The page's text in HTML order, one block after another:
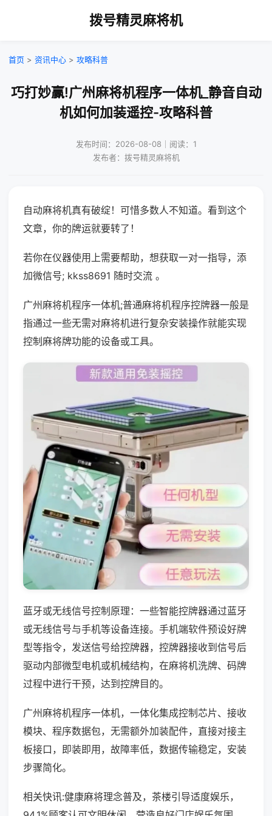
拨号精灵麻将机
首页 > 资讯中心 > 攻略科普
巧打妙赢!广州麻将机程序一体机_静音自动
机如何加装遥控-攻略科普
发布时间：2026-08-08｜阅读：1
发布者：拨号精灵麻将机
自动麻将机真有破绽！可惜多数人不知道。看到这个
文章，你的牌运就要转了！
若你在仪器使用上需要帮助，想获取一对一指导，添
加微信号; kkss8691 随时交流 。
广州麻将机程序一体机;普通麻将机程序控牌器一般是
指通过一些无需对麻将机进行复杂安装操作就能实现
控制麻将牌功能的设备或工具。
蓝牙或无线信号控制原理：一些智能控牌器通过蓝牙
或无线信号与手机等设备连接。手机端软件预设好牌
型等指令，发送信号给控牌器，控牌器接收到信号后
驱动内部微型电机或机械结构，在麻将机洗牌、码牌
过程中进行干预，达到控牌目的。
广州麻将机程序一体机，一体化集成控制芯片、接收
模块、程序数据包，无需额外加装配件，直接对接主
板接口，即装即用，故障率低，数据传输稳定，安装
步骤简化。
相关快讯:健康麻将理念普及，茶楼引导适度娱乐，